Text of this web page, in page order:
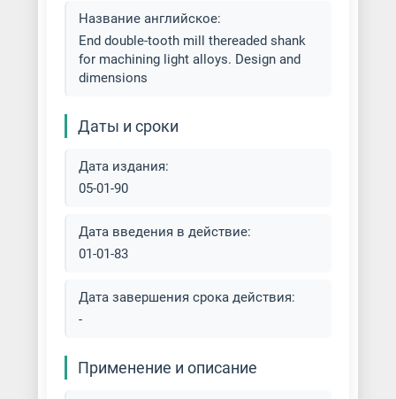
Фрезерование фланца
Фрезеровка алюминия
Фрезеровка бронзы
Фрезеровка деталей из стали
Фрезеровка заготовок
Фрезеровка латуни
Фрезеровка металла
Название английское:
End double-tooth mill thereaded shank
for machining light alloys. Design and
dimensions
Даты и сроки
Дата издания:
05-01-90
Дата введения в действие:
01-01-83
Дата завершения срока действия:
-
Применение и описание